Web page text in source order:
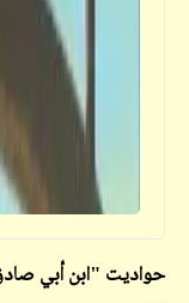
قصص_قصص
قصص
والإسكافي (2)
حواديت "ابن أبي